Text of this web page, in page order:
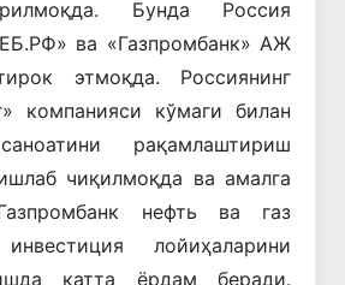
Бунда Россия
ва «Газпромбанк» АЖ
этмоқда. Россиянинг
компанияси кўмаги билан
рақамлаштириш
чиқилмоқда ва амалга
нефть ва газ
лойиҳаларини
катта ёрдам беради.